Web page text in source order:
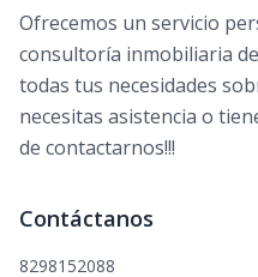
Ofrecemos un servicio
consultoría inmobiliaria
todas tus necesidades
necesitas asistencia o
de contactarnos!!!
Contáctanos
8298152088